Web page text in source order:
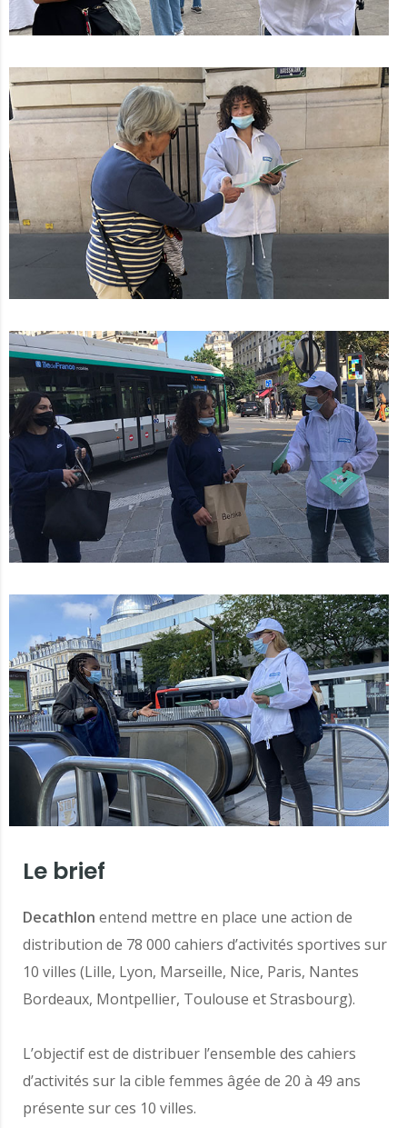
Le brief
Decathlon entend mettre en place une action de
distribution de 78 000 cahiers d’activités sportives sur
10 villes (Lille, Lyon, Marseille, Nice, Paris, Nantes
Bordeaux, Montpellier, Toulouse et Strasbourg).
L’objectif est de distribuer l’ensemble des cahiers
d’activités sur la cible femmes âgée de 20 à 49 ans
présente sur ces 10 villes.